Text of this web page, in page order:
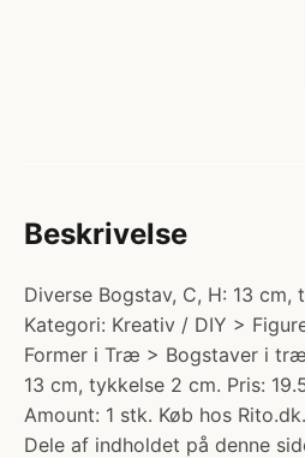
Beskrivelse
Diverse Bogstav, C, H: 13 cm,
Kategori: Kreativ / DIY >
Former i Træ > Bogstaver i
13 cm, tykkelse 2 cm. Pris:
Amount: 1 stk. Køb hos Rito.dk.
Dele af indholdet på denne